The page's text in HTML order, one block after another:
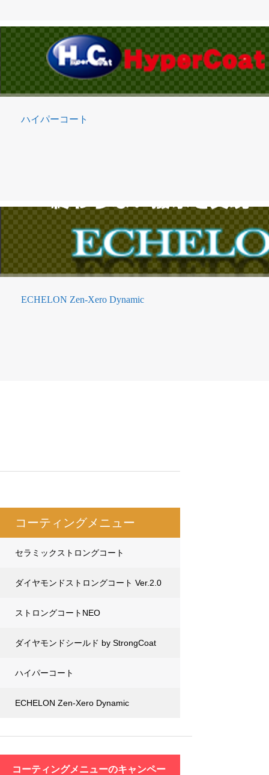
ハイパーコート
ECHELON Zen-Xero Dynamic
コーティングメニュー
セラミックストロングコート
ダイヤモンドストロングコート Ver.2.0
ストロングコートNEO
ダイヤモンドシールド by StrongCoat
ハイパーコート
ECHELON Zen-Xero Dynamic
コーティングメニューのキャンペー